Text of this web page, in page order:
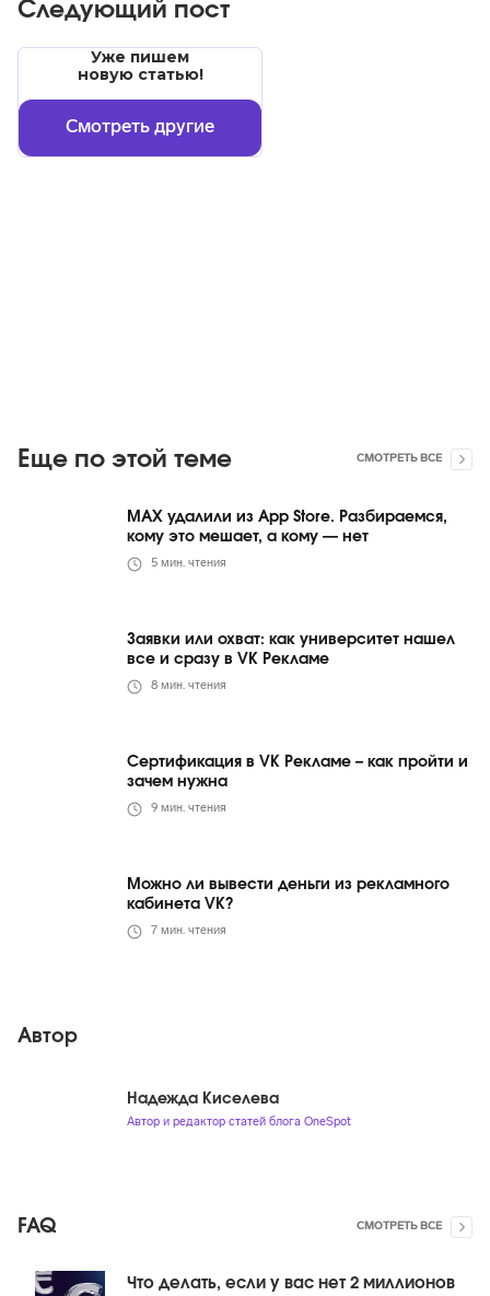
Следующий пост
Уже пишем
новую статью!
Смотреть другие
Еще по этой теме СМОТРЕТЬ ВСЕ
MAX удалили из App Store. Разбираемся,
кому это мешает, а кому — нет
5 мин. чтения
Заявки или охват: как университет нашел
все и сразу в VK Рекламе
8 мин. чтения
Сертификация в VK Рекламе – как пройти и
зачем нужна
9 мин. чтения
Можно ли вывести деньги из рекламного
кабинета VK?
7 мин. чтения
Автор
Надежда Киселева
Автор и редактор статей блога OneSpot
FAQ СМОТРЕТЬ ВСЕ
Что делать, если у вас нет 2 миллионов